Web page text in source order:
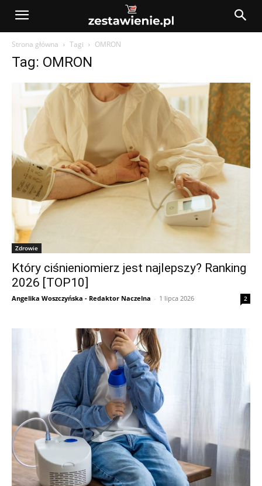
Strona główna Tagi OMRON
Tag: OMRON
Zdrowie
Który ciśnieniomierz jest najlepszy? Ranking
2026 [TOP10]
Angelika Woszczyńska - Redaktor Naczelna - 1 lipca 2026 2